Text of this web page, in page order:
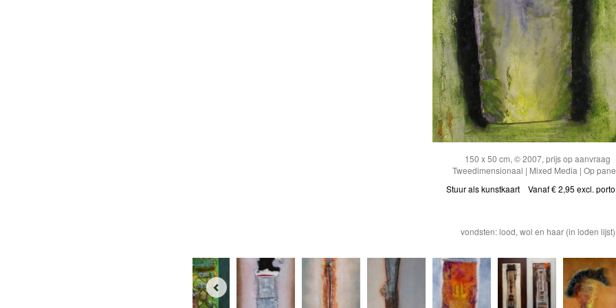
150 x 50 cm, © 2007, prijs op aanvraag
Tweedimensionaal | Mixed Media | Op
Stuur als kunstkaart Vanaf € 2,95 excl. porto
vondsten: lood, wol en haar (in loden lijst)